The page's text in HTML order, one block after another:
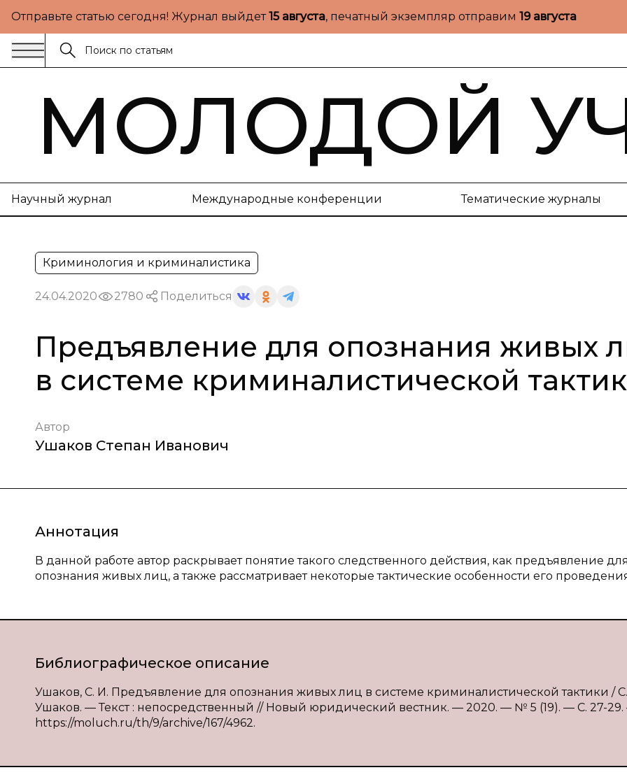
Отправьте статью сегодня! Журнал выйдет15 августа, печатный экземпляр отправим 19 августа
МОЛОДОЙ
Научный журнал Международные конференции Тематические журналы
Криминология и криминалистика
24.04.2020 2780 Поделиться
Предъявление для опознания живых
в системе криминалистической
Автор
Ушаков Степан Иванович
Аннотация
В данной работе автор раскрывает понятие такого следственного действия, как предъявление для
опознания живых лиц, а также рассматривает некоторые тактические особенности его
Библиографическое описание
Ушаков, С. И. Предъявление для опознания живых лиц в системе криминалистической тактики /
Ушаков. — Текст : непосредственный // Новый юридический вестник. — 2020. — № 5 (19). — С. 27-29.
https://moluch.ru/th/9/archive/167/4962.